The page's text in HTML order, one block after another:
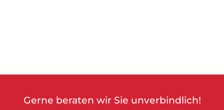
Gerne beraten wir Sie unverbindlich!